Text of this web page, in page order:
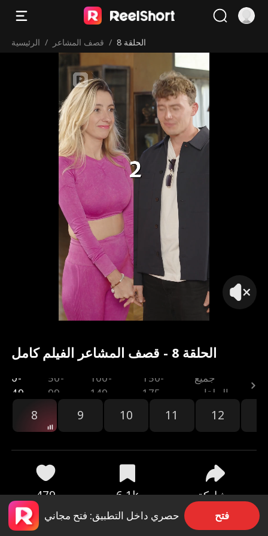
الرئيسية / قصف المشاعر / الحلقة 8
الحلقة 8 - قصف المشاعر الفيلم كامل
0-
49
50-
99
100-
149
150-
175
جميع
الحلقات
8 9 10 11 12
479 6.1k مشاركة
حصري داخل التطبيق: فتح مجاني فتح